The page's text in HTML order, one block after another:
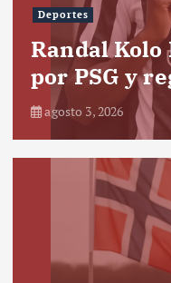
Deportes
Randal
por PSG y
agosto 3, 2026